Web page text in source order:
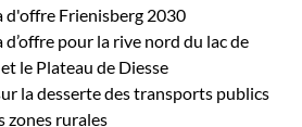
d'offre Frienisberg 2030
d’offre pour la rive nord du lac de
le Plateau de Diesse
la desserte des transports publics
zones rurales